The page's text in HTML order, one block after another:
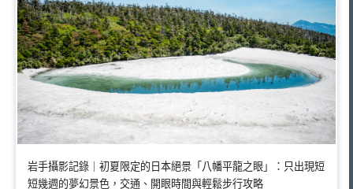
岩手攝影記錄｜初夏限定的日本絕景「八幡平龍之眼」：只出現短
短幾週的夢幻景色，交通、開眼時間與輕鬆步行攻略